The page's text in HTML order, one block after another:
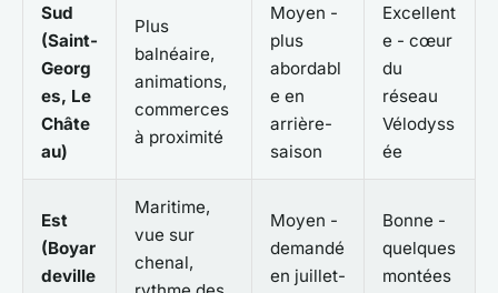
Sud
(Saint-
Georg
es, Le
Châte
au)
Plus
balnéaire,
animations,
commerces
à proximité
Moyen -
plus
abordabl
e en
arrière-
saison
Excellent
e - cœur
du
réseau
Vélodyss
ée
Est
(Boyar
deville
Maritime,
vue sur
chenal,
Moyen -
demandé
en juillet-
Bonne -
quelques
montées